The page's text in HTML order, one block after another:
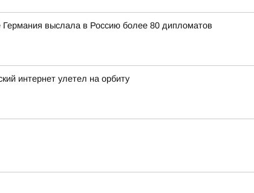
выслала в Россию более 80 дипломатов
интернет улетел на орбиту